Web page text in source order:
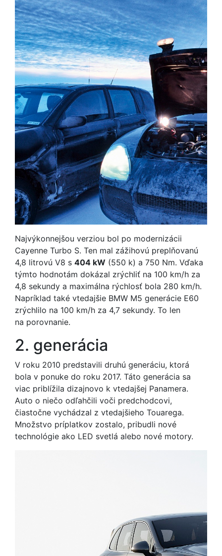
Najvýkonnejšou verziou bol po modernizácii
Cayenne Turbo S. Ten mal zážihovú preplňovanú
4,8 litrovú V8 s 404 kW (550 k) a 750 Nm. Vďaka
týmto hodnotám dokázal zrýchliť na 100 km/h za
4,8 sekundy a maximálna rýchlosť bola 280 km/h.
Napríklad také vtedajšie BMW M5 generácie E60
zrýchlilo na 100 km/h za 4,7 sekundy. To len
na porovnanie.
2. generácia
V roku 2010 predstavili druhú generáciu, ktorá
bola v ponuke do roku 2017. Táto generácia sa
viac priblížila dizajnovo k vtedajšej Panamera.
Auto o niečo odľahčili voči predchodcovi,
čiastočne vychádzal z vtedajšieho Touarega.
Množstvo príplatkov zostalo, pribudli nové
technológie ako LED svetlá alebo nové motory.